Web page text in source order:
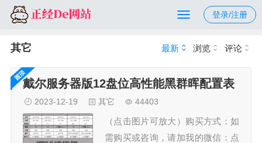
登录/注册
其它 最新 浏览 评论
戴尔服务器版12盘位高性能黑群晖配置表
2023-12-19 其它 44403
（点击图片可放大）购买方式：如
需购买或咨询，请加我的微信：点